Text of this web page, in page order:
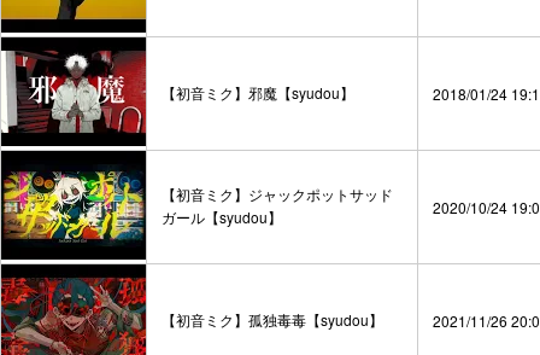
【初音ミク】邪魔【syudou】 2018/01/24
【初音ミク】ジャックポットサッド
ガール【syudou】
2020/10/24
【初音ミク】孤独毒毒【syudou】 2021/11/26